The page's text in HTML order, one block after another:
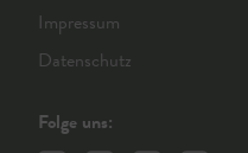
Impressum
Datenschutz
Folge uns: